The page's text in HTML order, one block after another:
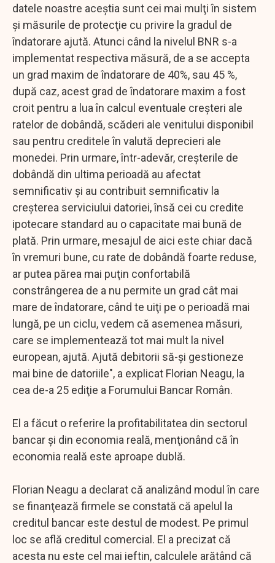
datele noastre aceştia sunt cei mai mulţi în sistem
şi măsurile de protecţie cu privire la gradul de
îndatorare ajută. Atunci când la nivelul BNR s-a
implementat respectiva măsură, de a se accepta
un grad maxim de îndatorare de 40%, sau 45 %,
după caz, acest grad de îndatorare maxim a fost
croit pentru a lua în calcul eventuale creşteri ale
ratelor de dobândă, scăderi ale venitului disponibil
sau pentru creditele în valută deprecieri ale
monedei. Prin urmare, într-adevăr, creşterile de
dobândă din ultima perioadă au afectat
semnificativ şi au contribuit semnificativ la
creşterea serviciului datoriei, însă cei cu credite
ipotecare standard au o capacitate mai bună de
plată. Prin urmare, mesajul de aici este chiar dacă
în vremuri bune, cu rate de dobândă foarte reduse,
ar putea părea mai puţin confortabilă
constrângerea de a nu permite un grad cât mai
mare de îndatorare, când te uiţi pe o perioadă mai
lungă, pe un ciclu, vedem că asemenea măsuri,
care se implementează tot mai mult la nivel
european, ajută. Ajută debitorii să-şi gestioneze
mai bine de datoriile", a explicat Florian Neagu, la
cea de-a 25 ediţie a Forumului Bancar Român.
El a făcut o referire la profitabilitatea din sectorul
bancar şi din economia reală, menţionând că în
economia reală este aproape dublă.
Florian Neagu a declarat că analizând modul în care
se finanţează firmele se constată că apelul la
creditul bancar este destul de modest. Pe primul
loc se află creditul comercial. El a precizat că
acesta nu este cel mai ieftin, calculele arătând că